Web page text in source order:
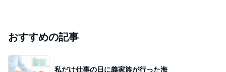
おすすめの記事
私だけ仕事の日に義家族が行った海